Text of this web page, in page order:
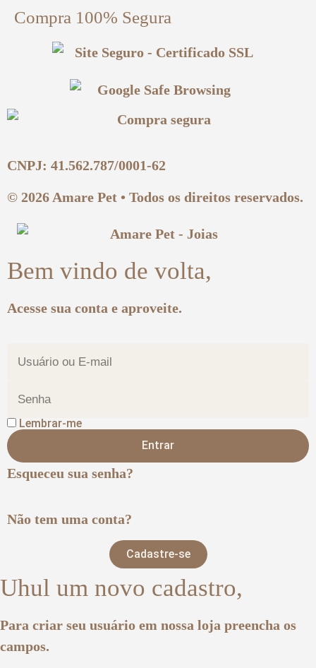
Compra 100% Segura
CNPJ: 41.562.787/0001-62
© 2026 Amare Pet • Todos os direitos reservados.
Bem vindo de volta,
Acesse sua conta e aproveite.
Lembrar-me
Entrar
Esqueceu sua senha?
Não tem uma conta?
Cadastre-se
Uhul um novo cadastro,
Para criar seu usuário em nossa loja preencha os
campos.